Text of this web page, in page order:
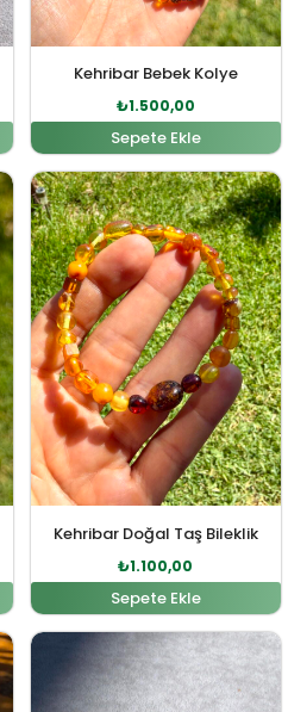
Kehribar Bebek Kolye
₺1.500,00
Sepete Ekle
₺1.500,00.
Kehribar Doğal Taş Bileklik
Orijinal fiyat:
₺1.100,00
Şu andaki
Sepete Ekle
₺1.300,00.Orijinal fiyat:Şu andaki